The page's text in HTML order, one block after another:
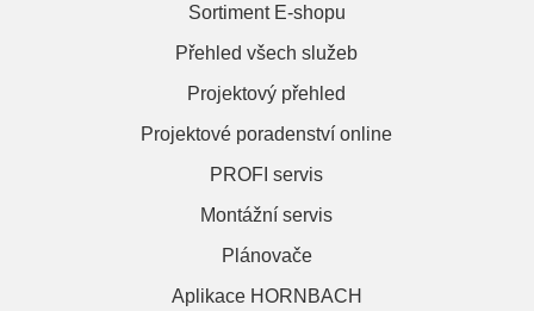
Sortiment E-shopu
Přehled všech služeb
Projektový přehled
Projektové poradenství online
PROFI servis
Montážní servis
Plánovače
Aplikace HORNBACH